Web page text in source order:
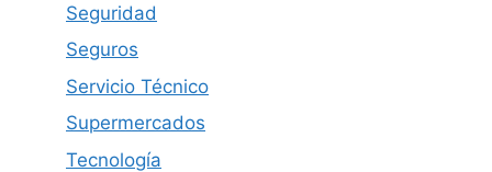
Seguridad
Seguros
Servicio Técnico
Supermercados
Tecnología